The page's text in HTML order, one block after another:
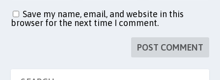
Save my name, email, and website in this
browser for the next time I comment.